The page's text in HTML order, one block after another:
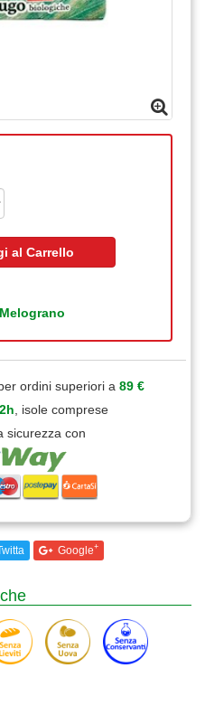
al Carrello
ordini superiori a 89 €
, isole comprese
sicurezza con
Google+